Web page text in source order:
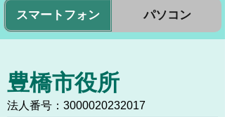
スマートフォン パソコン
豊橋市役所
法人番号：3000020232017